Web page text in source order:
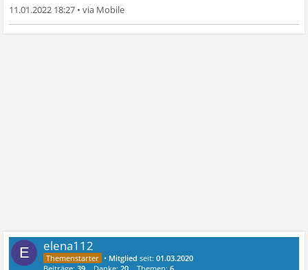
11.01.2022 18:27 •
E elena112
• Mitglied seit:01.03.2020